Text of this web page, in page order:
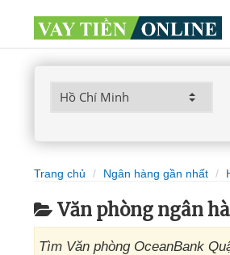
Trang chủ Ngân hàng gần nhất
Văn phòng ngân
Tìm Văn phòng OceanBank